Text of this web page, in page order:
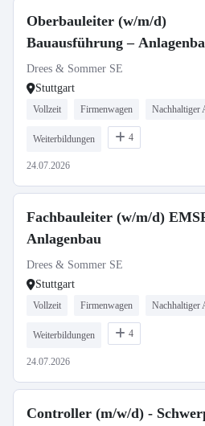
Oberbauleiter (w/m/d)
Bauausführung –
Drees & Sommer SE
Stuttgart
Vollzeit Firmenwagen Nachhaltiger
Weiterbildungen 4
24.07.2026
Fachbauleiter (w/m/d)
Anlagenbau
Drees & Sommer SE
Stuttgart
Vollzeit Firmenwagen Nachhaltiger
Weiterbildungen 4
24.07.2026
Controller (m/w/d) -